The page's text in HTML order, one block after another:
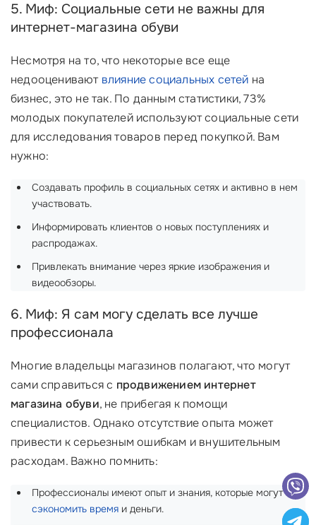
5. Миф: Социальные сети не важны для
интернет-магазина обуви
Несмотря на то, что некоторые все еще
недооценивают влияние социальных сетей на
бизнес, это не так. По данным статистики, 73%
молодых покупателей используют социальные сети
для исследования товаров перед покупкой. Вам
нужно:
Создавать профиль в социальных сетях и активно в нем
участвовать.
Информировать клиентов о новых поступлениях и
распродажах.
Привлекать внимание через яркие изображения и
видеообзоры.
6. Миф: Я сам могу сделать все лучше
профессионала
Многие владельцы магазинов полагают, что могут
сами справиться с продвижением интернет
магазина обуви, не прибегая к помощи
специалистов. Однако отсутствие опыта может
привести к серьезным ошибкам и внушительным
расходам. Важно помнить:
Профессионалы имеют опыт и знания, которые могут
сэкономить время и деньги.